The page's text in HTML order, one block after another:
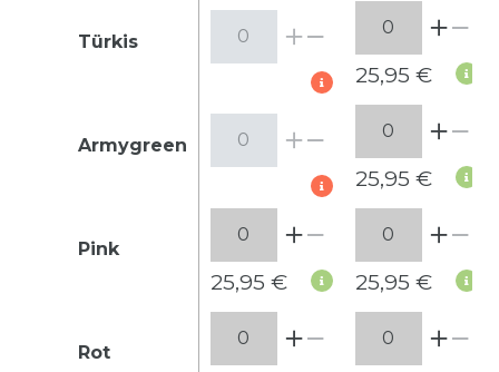
Türkis
25,95 €
Armygreen
25,95 €
Pink
25,95 € 25,95 €
Rot